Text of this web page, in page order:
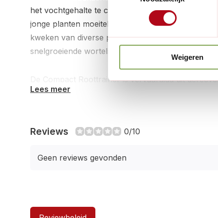
Weigeren
het vochtgehalte te controleren, de
jonge planten moeiteloos te verplanten. Geschikt
kweken van diverse perkplanten, salades en
snelgroeiende wortels.
De Compact Roottrainer is vervaardigd uit
rijen van 4 cellen, met een totale afmeting van 8
Lees meer
Reviews 0/10
Geen reviews gevonden